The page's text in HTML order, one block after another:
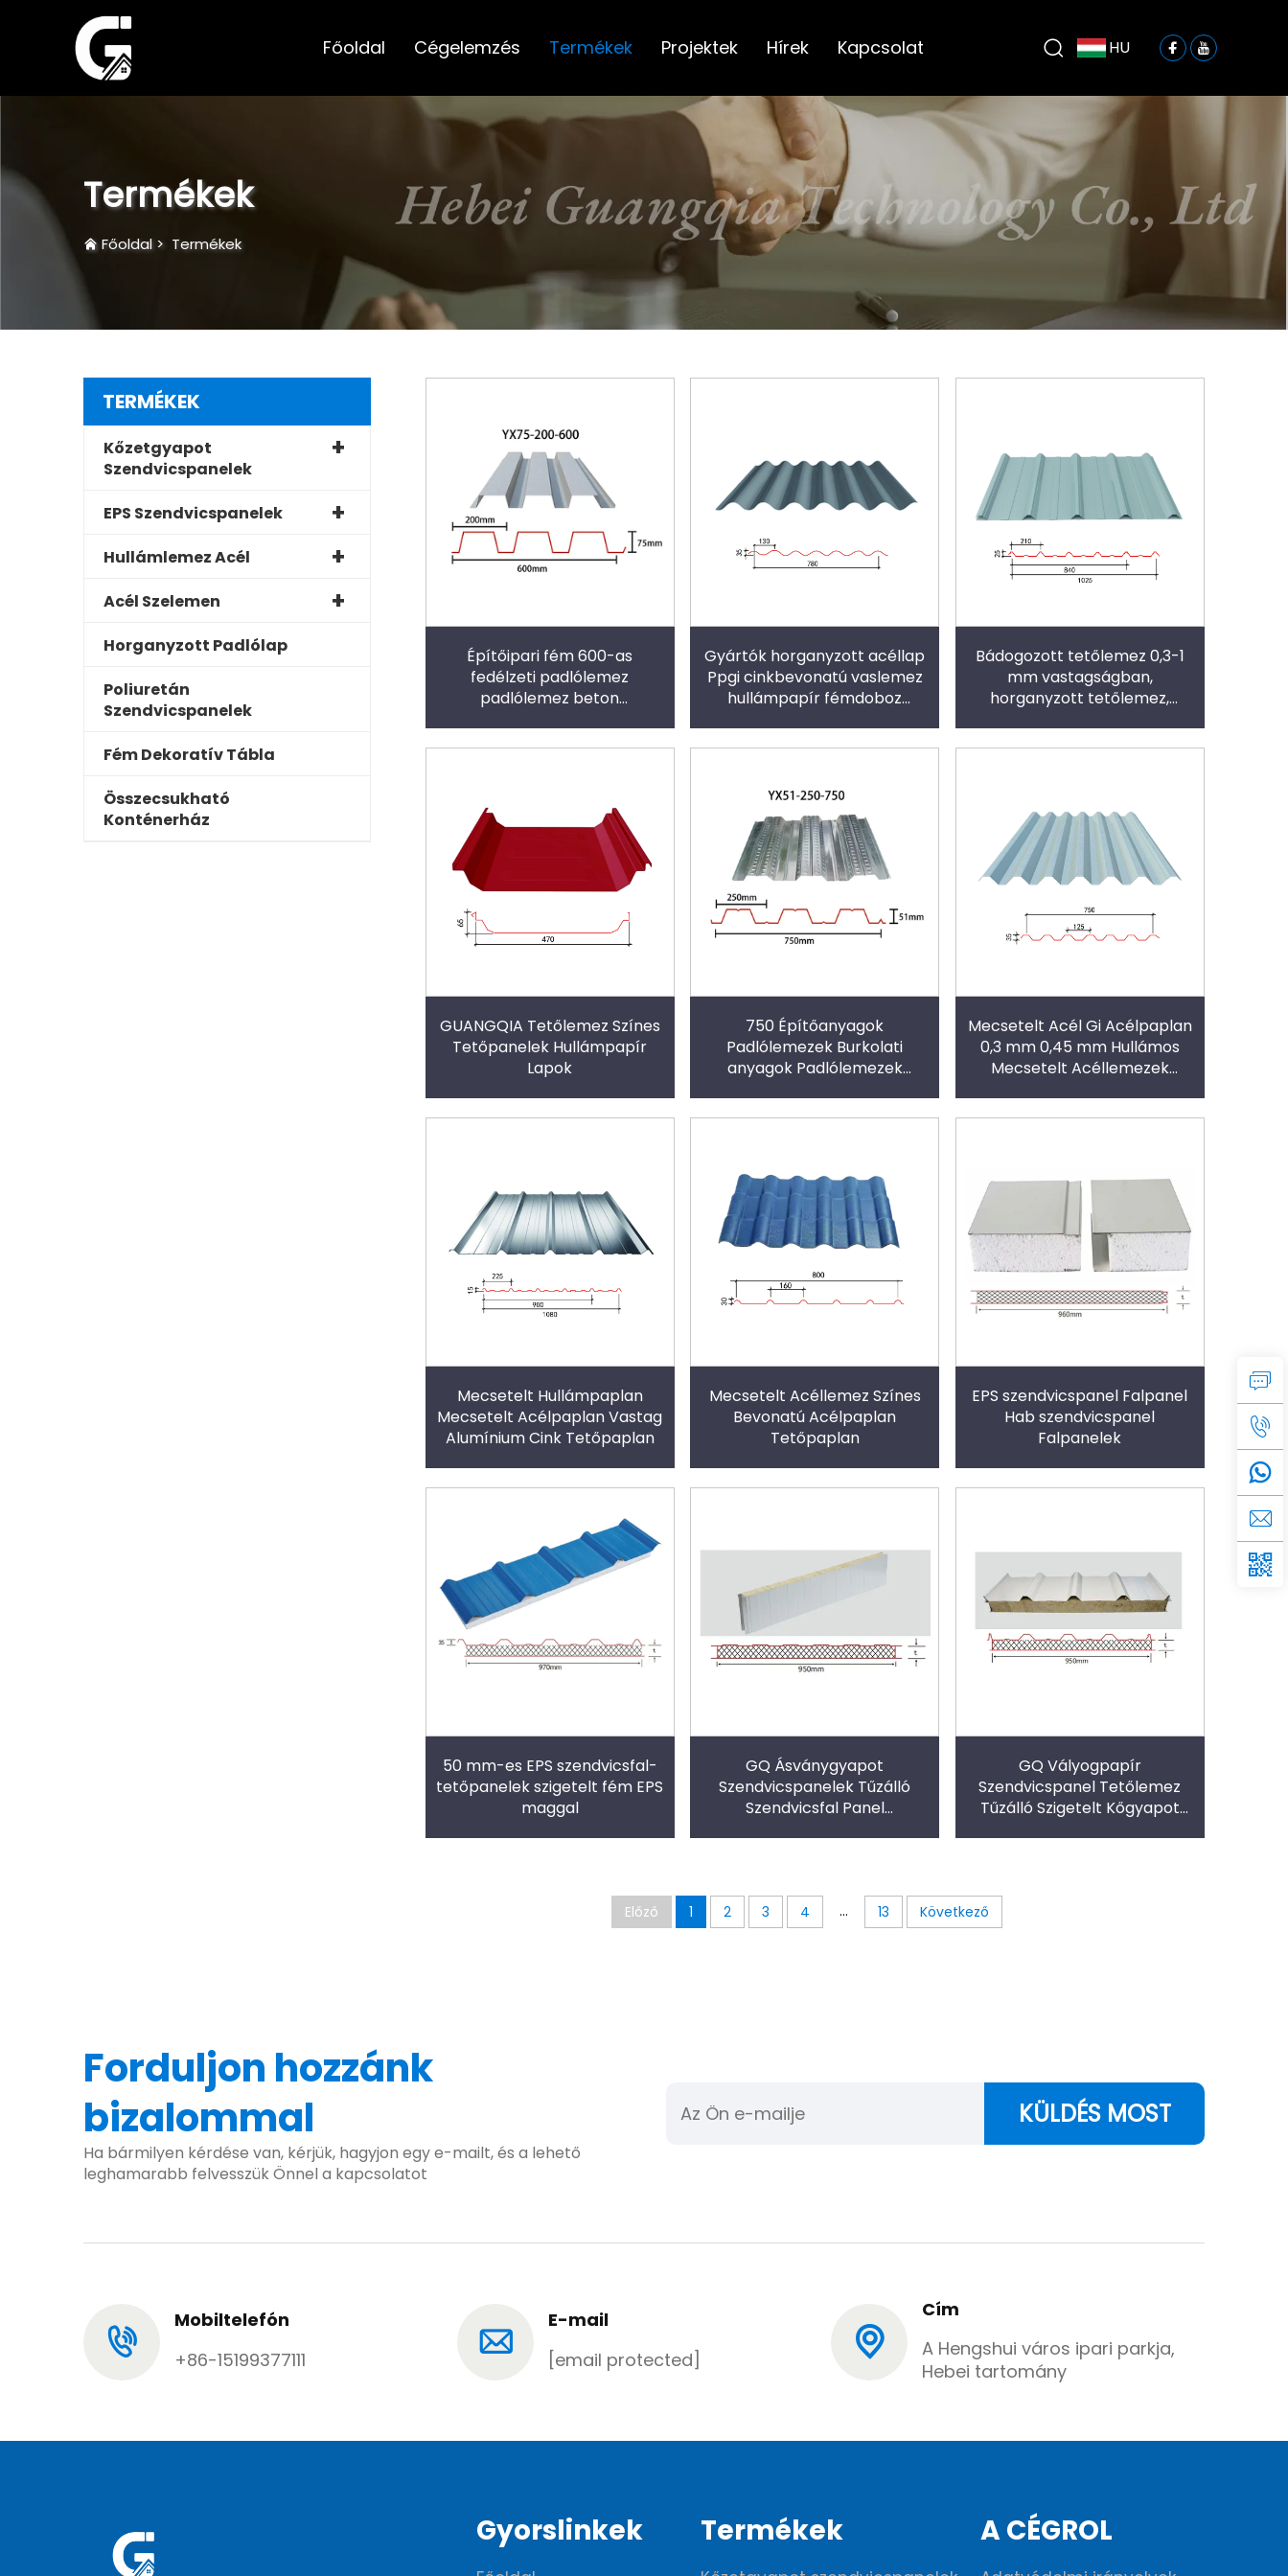
Főoldal Cégelemzés Termékek Projektek Hírek Kapcsolat HU
Termékek
Főoldal> Termékek
TERMÉKEK
Kőzetgyapot
Szendvicspanelek
EPS Szendvicspanelek
Hullámlemez Acél
Acél Szelemen
Horganyzott Padlólap
Poliuretán
Szendvicspanelek
Fém Dekoratív Tábla
Összecsukható
Konténerház
Építőipari fém 600-as
fedélzeti padlólemez
padlólemez beton
Gyártók horganyzott acéllap
Ppgi cinkbevonatú vaslemez
hullámpapír fémdoboz
Bádogozott tetőlemez 0,3-1
mm vastagságban,
horganyzott tetőlemez,
GUANGQIA Tetőlemez Színes
Tetőpanelek Hullámpapír
Lapok
750 Építőanyagok
Padlólemezek Burkolati
anyagok Padlólemezek
Mecsetelt Acél Gi Acélpaplan
0,3 mm 0,45 mm Hullámos
Mecsetelt Acéllemezek
Mecsetelt Hullámpaplan
Mecsetelt Acélpaplan Vastag
Alumínium Cink Tetőpaplan
Mecsetelt Acéllemez Színes
Bevonatú Acélpaplan
Tetőpaplan
EPS szendvicspanel Falpanel
Hab szendvicspanel
Falpanelek
50 mm-es EPS szendvicsfal-
tetőpanelek szigetelt fém EPS
maggal
GQ Ásványgyapot
Szendvicspanelek Tűzálló
Szendvicsfal Panel
GQ Vályogpapír
Szendvicspanel Tetőlemez
Tűzálló Szigetelt Kőgyapot
Előző 1 2 3 4 ... 13 Következő
Forduljon hozzánk
bizalommal
Ha bármilyen kérdése van, kérjük, hagyjon egy e-mailt, és a lehető
leghamarabb felvesszük Önnel a kapcsolatot
KÜLDÉS MOST
Mobiltelefón
+86-15199377111
E-mail
[email protected]
Cím
A Hengshui város ipari parkja,
Hebei tartomány
Gyorslinkek Termékek A CÉGROL